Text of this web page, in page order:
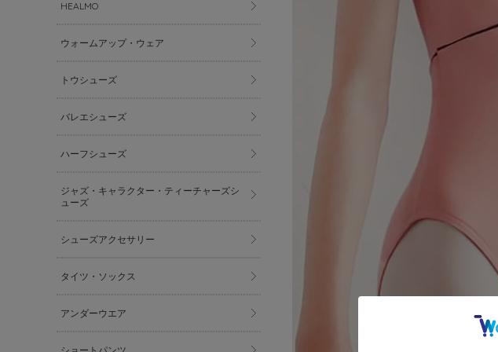
HEALMO
ウォームアップ・ウェア
トウシューズ
バレエシューズ
ハーフシューズ
ジャズ・キャラクター・ティーチャーズシ
ューズ
シューズアクセサリー
タイツ・ソックス
アンダーウエア